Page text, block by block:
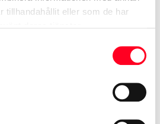
tillhandahållit eller som de har
fälgar, se till att kolla
samma dimension som
Sök